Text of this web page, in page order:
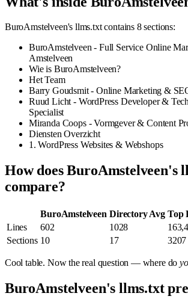
BuroAmstelveen's llms.txt contains 8 sections:
BuroAmstelveen - Full Service Online
Amstelveen
Wie is BuroAmstelveen?
Het Team
Barry Goudsmit - Online Marketing &
Ruud Licht - WordPress Developer &
Specialist
Miranda Coops - Vormgever & Content
Diensten Overzicht
1. WordPress Websites & Webshops
How does BuroAmstelveen's
compare?
BuroAmstelveen Directory Avg Top
Lines
602 1028
Sections 10 17 3207
Cool table. Now the real question — where do
BuroAmstelveen's llms.txt